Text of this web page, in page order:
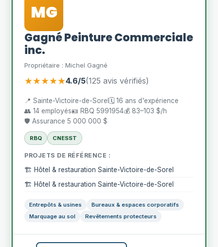
MG
Gagné Peinture Commerciale
inc.
Propriétaire : Michel Gagné
★★★★★4.6/5(125 avis vérifiés)
📍 Sainte-Victoire-de-Sorel 🗓️ 16 ans d'expérience
👥 14 employés🪪 RBQ 5991954💰 83–103 $/h
🛡️ Assurance 5 000 000 $
RBQ CNESST
PROJETS DE RÉFÉRENCE :
🏗️ Hôtel & restauration Sainte-Victoire-de-Sorel
🏗️ Hôtel & restauration Sainte-Victoire-de-Sorel
Entrepôts & usines
Bureaux & espaces corporatifs
Marquage au sol
Revêtements protecteurs